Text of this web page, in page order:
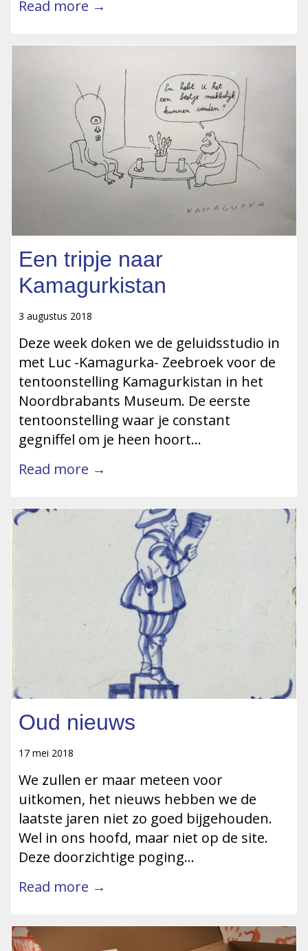
Read more →
Een tripje naar
Kamagurkistan
3 augustus 2018
Deze week doken we de geluidsstudio in
met Luc -Kamagurka- Zeebroek voor de
tentoonstelling Kamagurkistan in het
Noordbrabants Museum. De eerste
tentoonstelling waar je constant
gegniffel om je heen hoort…
Read more →
Oud nieuws
17 mei 2018
We zullen er maar meteen voor
uitkomen, het nieuws hebben we de
laatste jaren niet zo goed bijgehouden.
Wel in ons hoofd, maar niet op de site.
Deze doorzichtige poging…
Read more →